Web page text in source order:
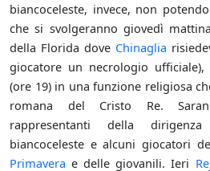
biancoceleste, invece, non
che si svolgeranno giovedì
della Florida dove Chinaglia
giocatore un necrologio
(ore 19) in una funzione religiosa
romana del Cristo Re.
rappresentanti della
biancoceleste e alcuni giocatori
Primavera e delle giovanili. Ieri